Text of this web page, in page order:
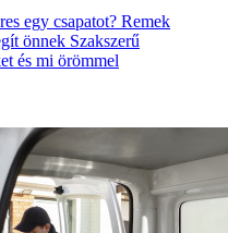
egy csapatot? Remek
önnek Szakszerű
és mi örömmel